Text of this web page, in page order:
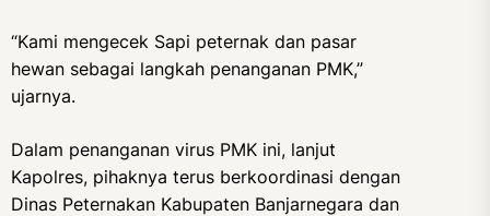
“Kami mengecek Sapi peternak dan pasar
hewan sebagai langkah penanganan PMK,”
ujarnya.
Dalam penanganan virus PMK ini, lanjut
Kapolres, pihaknya terus berkoordinasi dengan
Dinas Peternakan Kabupaten Banjarnegara dan